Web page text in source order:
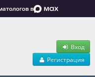
в
Вход
Регистрация